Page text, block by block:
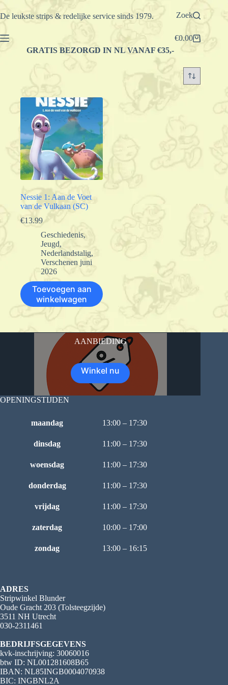
Ga
naar
De leukste strips & redelijke service sinds 1979. Zoek
Winkelwagen
€0.00
GRATIS BEZORGD IN NL VANAF €35,-
Nessie 1: Aan de Voet
van de Vulkaan (SC)
€13.99
Geschiedenis,
Jeugd,
Nederlandstalig,
Verschenen juni
2026
Toevoegen aan
winkelwagen
AANBIEDING
Winkel nu
OPENINGSTIJDEN
maandag 13:00 – 17:30
dinsdag 11:00 – 17:30
woensdag 11:00 – 17:30
donderdag 11:00 – 17:30
vrijdag 11:00 – 17:30
zaterdag 10:00 – 17:00
zondag 13:00 – 16:15
ADRES
Stripwinkel Blunder
Oude Gracht 203 (Tolsteegzijde)
3511 NH Utrecht
030-2311461
BEDRIJFSGEGEVENS
kvk-inschrijving: 30060016
btw ID: NL001281608B65
IBAN: NL85INGB0004070938
BIC: INGBNL2A